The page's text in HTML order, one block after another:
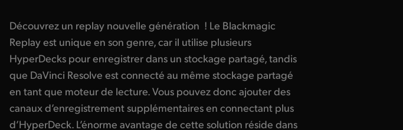
Découvrez un replay nouvelle génération ! Le Blackmagic
Replay est unique en son genre, car il utilise plusieurs
HyperDecks pour enregistrer dans un stockage partagé, tandis
que DaVinci Resolve est connecté au même stockage partagé
en tant que moteur de lecture. Vous pouvez donc ajouter des
canaux d’enregistrement supplémentaires en connectant plus
d’HyperDeck. L’énorme avantage de cette solution réside dans